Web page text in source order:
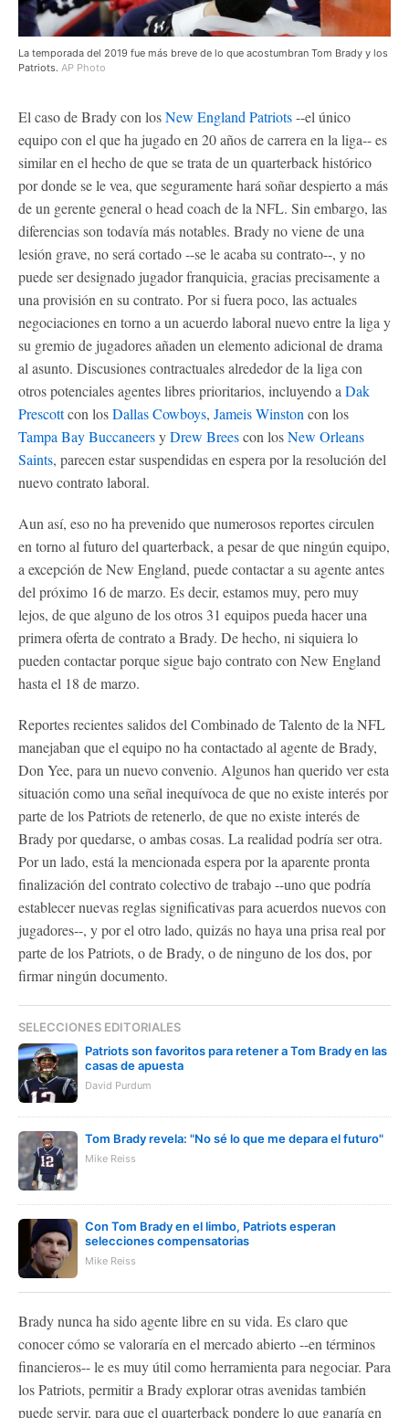
La temporada del 2019 fue más breve de lo que acostumbran Tom Brady y los
Patriots. AP Photo
El caso de Brady con losNew England Patriots--el único
equipo con el que ha jugado en 20 años de carrera en la liga-- es
similar en el hecho de que se trata de un quarterback histórico
por donde se le vea, que seguramente hará soñar despierto a más
de un gerente general o head coach de la NFL. Sin embargo, las
diferencias son todavía más notables. Brady no viene de una
lesión grave, no será cortado --se le acaba su contrato--, y no
puede ser designado jugador franquicia, gracias precisamente a
una provisión en su contrato. Por si fuera poco, las actuales
negociaciones en torno a un acuerdo laboral nuevo entre la liga y
su gremio de jugadores añaden un elemento adicional de drama
al asunto. Discusiones contractuales alrededor de la liga con
otros potenciales agentes libres prioritarios, incluyendo a Dak
Prescottcon losDallas Cowboys, Jameis Winston con los
Tampa Bay BuccaneersyDrew Breescon losNew Orleans
Saints, parecen estar suspendidas en espera por la resolución del
nuevo contrato laboral.
Aun así, eso no ha prevenido que numerosos reportes circulen
en torno al futuro del quarterback, a pesar de que ningún equipo,
a excepción de New England, puede contactar a su agente antes
del próximo 16 de marzo. Es decir, estamos muy, pero muy
lejos, de que alguno de los otros 31 equipos pueda hacer una
primera oferta de contrato a Brady. De hecho, ni siquiera lo
pueden contactar porque sigue bajo contrato con New England
hasta el 18 de marzo.
Reportes recientes salidos del Combinado de Talento de la NFL
manejaban que el equipo no ha contactado al agente de Brady,
Don Yee, para un nuevo convenio. Algunos han querido ver esta
situación como una señal inequívoca de que no existe interés por
parte de los Patriots de retenerlo, de que no existe interés de
Brady por quedarse, o ambas cosas. La realidad podría ser otra.
Por un lado, está la mencionada espera por la aparente pronta
finalización del contrato colectivo de trabajo --uno que podría
establecer nuevas reglas significativas para acuerdos nuevos con
jugadores--, y por el otro lado, quizás no haya una prisa real por
parte de los Patriots, o de Brady, o de ninguno de los dos, por
firmar ningún documento.
SELECCIONES EDITORIALES
Patriots son favoritos para retener a Tom Brady en las
casas de apuesta
David Purdum
Tom Brady revela: "No sé lo que me depara el futuro"
Mike Reiss
Con Tom Brady en el limbo, Patriots esperan
selecciones compensatorias
Mike Reiss
Brady nunca ha sido agente libre en su vida. Es claro que
conocer cómo se valoraría en el mercado abierto --en términos
financieros-- le es muy útil como herramienta para negociar. Para
los Patriots, permitir a Brady explorar otras avenidas también
puede servir, para que el quarterback pondere lo que ganaría en